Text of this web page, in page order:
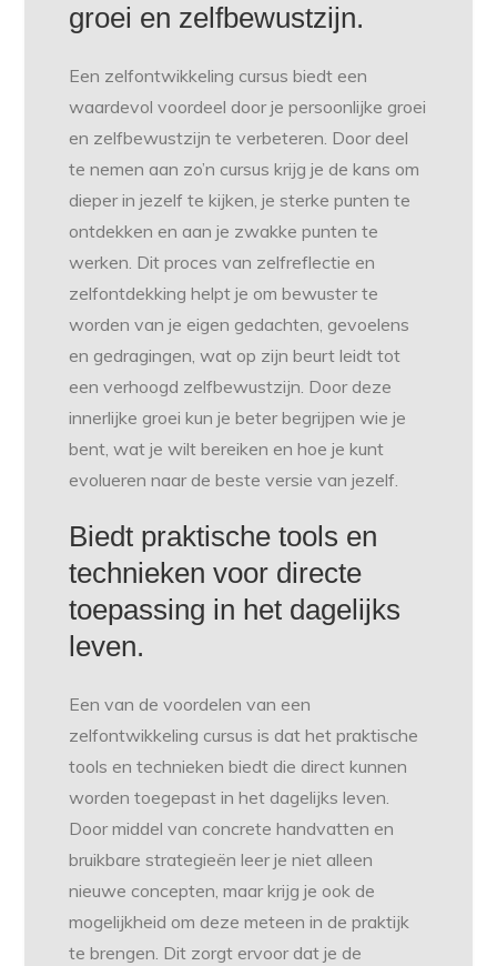
groei en zelfbewustzijn.
Een zelfontwikkeling cursus biedt een
waardevol voordeel door je persoonlijke groei
en zelfbewustzijn te verbeteren. Door deel
te nemen aan zo’n cursus krijg je de kans om
dieper in jezelf te kijken, je sterke punten te
ontdekken en aan je zwakke punten te
werken. Dit proces van zelfreflectie en
zelfontdekking helpt je om bewuster te
worden van je eigen gedachten, gevoelens
en gedragingen, wat op zijn beurt leidt tot
een verhoogd zelfbewustzijn. Door deze
innerlijke groei kun je beter begrijpen wie je
bent, wat je wilt bereiken en hoe je kunt
evolueren naar de beste versie van jezelf.
Biedt praktische tools en
technieken voor directe
toepassing in het dagelijks
leven.
Een van de voordelen van een
zelfontwikkeling cursus is dat het praktische
tools en technieken biedt die direct kunnen
worden toegepast in het dagelijks leven.
Door middel van concrete handvatten en
bruikbare strategieën leer je niet alleen
nieuwe concepten, maar krijg je ook de
mogelijkheid om deze meteen in de praktijk
te brengen. Dit zorgt ervoor dat je de